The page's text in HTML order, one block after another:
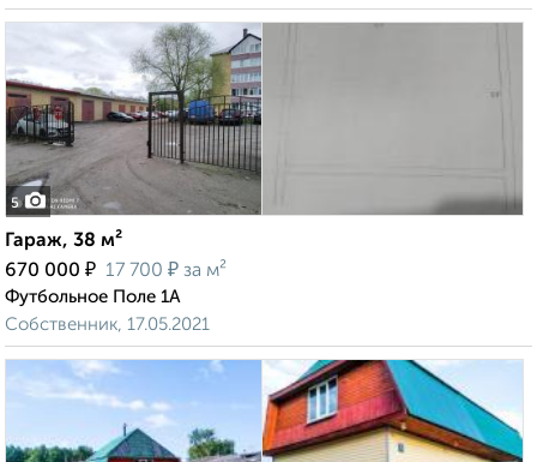
5
Гараж, 38 м²
670 000 ₽ 17 700 ₽ за м²
Футбольное Поле 1А
Собственник, 17.05.2021